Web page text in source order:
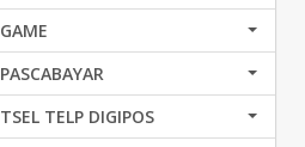
GAME
PASCABAYAR
TSEL TELP DIGIPOS